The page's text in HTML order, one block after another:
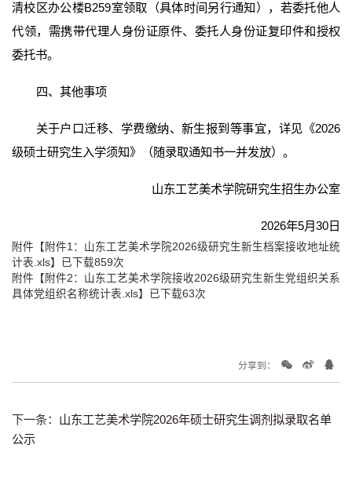
清校区办公楼B259室领取（具体时间另行通知），若委托他人
代领，需携带代理人身份证原件、委托人身份证复印件和授权
委托书。
四、其他事项
关于户口迁移、学费缴纳、新生报到等事宜，详见《2026
级硕士研究生入学须知》（随录取通知书一并发放）。
山东工艺美术学院研究生招生办公室
2026年5月30日
附件【 附件1：山东工艺美术学院2026级研究生新生档案接收地址统
计表.xls】已下载859次
附件【 附件2：山东工艺美术学院接收2026级研究生新生党组织关系
具体党组织名称统计表.xls】已下载63次
分享到：
下一条： 山东工艺美术学院2026年硕士研究生调剂拟录取名单
公示